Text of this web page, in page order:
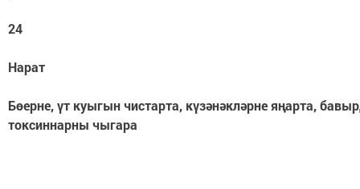
24
Нарат
Бөерне, үт куыгын чистарта, күзәнәкләрне яңарта,
токсиннарны чыгара